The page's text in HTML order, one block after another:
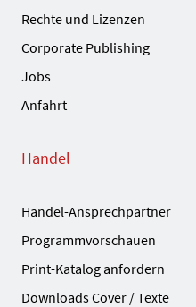
Rechte und Lizenzen
Corporate Publishing
Jobs
Anfahrt
Handel
Handel-Ansprechpartner
Programmvorschauen
Print-Katalog anfordern
Downloads Cover / Texte